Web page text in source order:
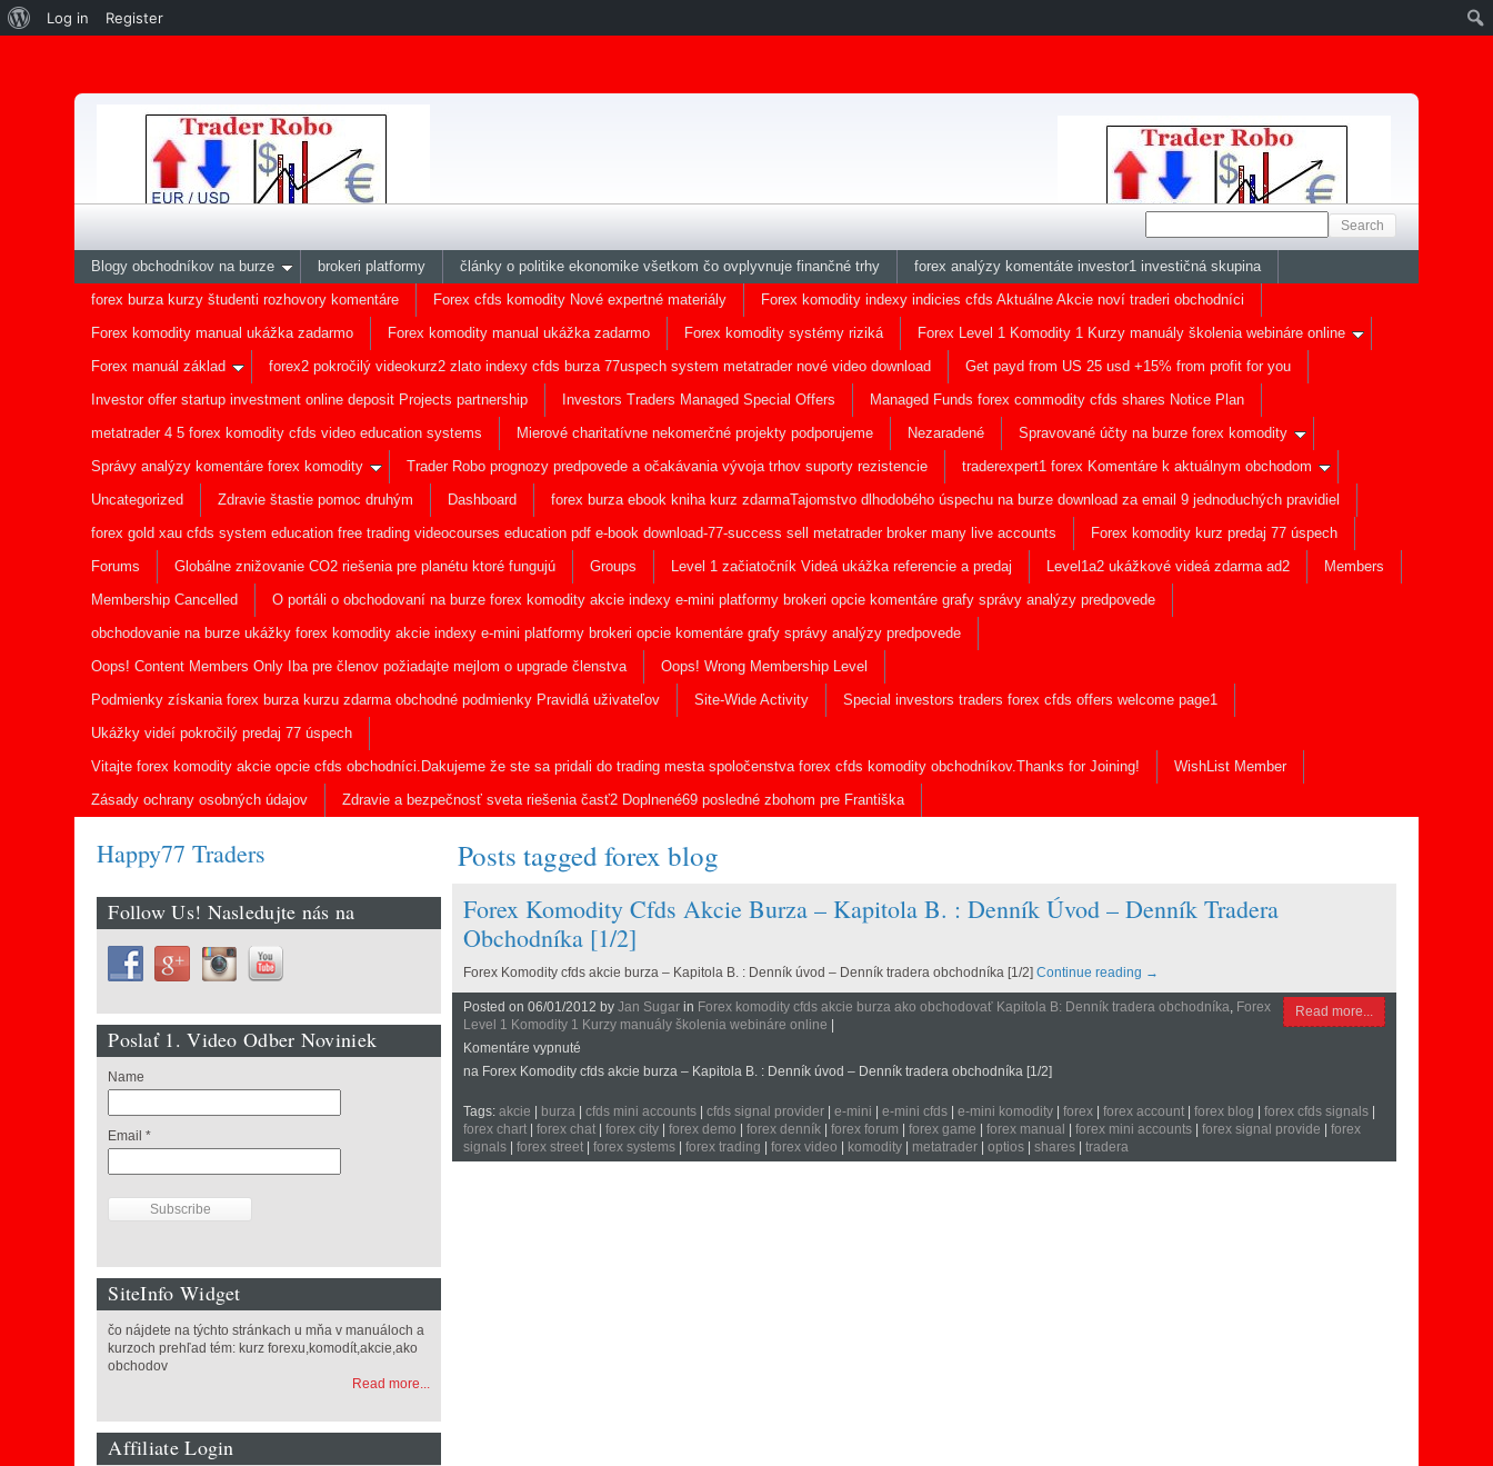
Blogy obchodníkov na burze brokeri platformy články o politike ekonomike všetkom čo ovplyvnuje finančné trhy
forex analýzy komentáte investor1 investičná skupina
forex burza kurzy študenti rozhovory komentáre
Forex cfds komodity Nové expertné materiály
Forex komodity indexy indicies cfds Aktuálne Akcie noví traderi obchodníci
Forex komodity manual ukážka zadarmo
Forex komodity manual ukážka zadarmo Forex komodity systémy riziká
Forex Level 1 Komodity 1 Kurzy manuály školenia webináre online
Forex manuál základ
forex2 pokročilý videokurz2 zlato indexy cfds burza 77uspech system metatrader nové video download
Get payd from US 25 usd +15% from profit for you
Investor offer startup investment online deposit Projects partnership
Investors Traders Managed Special Offers
Managed Funds forex commodity cfds shares Notice Plan
metatrader 4 5 forex komodity cfds video education systems
Mierové charitatívne nekomerčné projekty podporujeme Nezaradené
Spravované účty na burze forex komodity
Správy analýzy komentáre forex komodity
Trader Robo prognozy predpovede a očakávania vývoja trhov suporty rezistencie
traderexpert1 forex Komentáre k aktuálnym obchodom
Uncategorized
Zdravie štastie pomoc druhým Dashboard
forex burza ebook kniha kurz zdarmaTajomstvo dlhodobého úspechu na burze download za email 9 jednoduchých pravidiel
forex gold xau cfds system education free trading videocourses education pdf e-book download-77-success sell metatrader broker many live accounts
Forex komodity kurz predaj 77 úspech
Forums
Globálne znižovanie CO2 riešenia pre planétu ktoré fungujú Groups Level 1 začiatočník Videá ukážka referencie a predaj Level1a2 ukážkové videá zdarma ad2
Members
Membership Cancelled
O portáli o obchodovaní na burze forex komodity akcie indexy e-mini platformy brokeri opcie komentáre grafy správy analýzy predpovede
obchodovanie na burze ukážky forex komodity akcie indexy e-mini platformy brokeri opcie komentáre grafy správy analýzy predpovede
Oops! Content Members Only Iba pre členov požiadajte mejlom o upgrade členstva
Oops! Wrong Membership Level
Podmienky získania forex burza kurzu zdarma obchodné podmienky Pravidlá uživateľov
Site-Wide Activity
Special investors traders forex cfds offers welcome page1
Ukážky videí pokročilý predaj 77 úspech
Vitajte forex komodity akcie opcie cfds obchodníci.Dakujeme že ste sa pridali do trading mesta spoločenstva forex cfds komodity obchodníkov.Thanks for Joining!
WishList Member
Zásady ochrany osobných údajov
Zdravie a bezpečnosť sveta riešenia časť2 Doplnené69 posledné zbohom pre Františka
Posts taggedforex blog
Forex Komodity Cfds Akcie Burza – Kapitola B. : Denník Úvod – Denník Tradera
Obchodníka [1/2]
Forex Komodity cfds akcie burza – Kapitola B. : Denník úvod – Denník tradera obchodníka [1/2]Continue reading →
Read more...
Posted on 06/01/2012 byJan Sugar in Forex komodity cfds akcie burza ako obchodovať Kapitola B: Denník tradera obchodníka, Forex
Level 1 Komodity 1 Kurzy manuály školenia webináre online
Komentáre vypnuté
na Forex Komodity cfds akcie burza – Kapitola B. : Denník úvod – Denník tradera obchodníka [1/2]
Tags:akcie burza |cfds mini accounts |cfds signal provider |e-mini |e-mini cfds |e-mini komodity |forex |forex account |forex blog |forex cfds signals
forex chart |forex chat |forex city |forex demo |forex denník |forex forum |forex game |forex manual |forex mini accounts |forex signal provide |forex
signals |forex street |forex systems |forex trading |forex video komodity metatrader |optios |shares |tradera
Happy77 Traders
Follow Us! Nasledujte nás na
Poslať 1. Video Odber Noviniek
Name
Email *
SiteInfo Widget
čo nájdete na týchto stránkach u mňa v manuáloch a
kurzoch prehľad tém: kurz forexu,komodít,akcie,ako
obchodov
Read more...
Affiliate Login
Log in Register